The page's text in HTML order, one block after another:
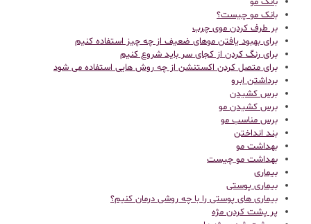
بانک مو چیست؟
بر طرف کردن موی چرب
برای بهبود یافتن موهای ضعیف از چه چیز استفاده کنیم
برای رنگ کردن از کجای سر باید شروع کنیم
برای متصل کردن اکستنشن از چه روش هایی استفاده می شود
برداشتن ابرو
برس کشیدن
برس کشیدن مو
برس مناسب مو
بند انداختن
بهداشت مو
بهداشت مو چیست
بیماری
بیماری پوستی
بیماری های پوستی را با چه روشی درمان کنیم؟
پر پشت کردن مژه